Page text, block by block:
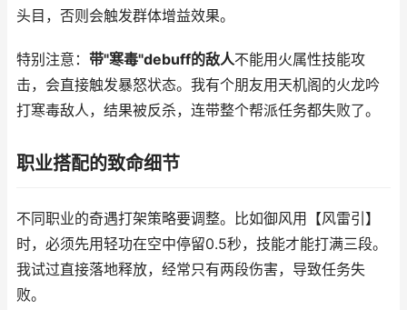
头目，否则会触发群体增益效果。
特别注意： 带"寒毒"debuff的敌人不能用火属性技能攻
击，会直接触发暴怒状态。我有个朋友用天机阁的火龙吟
打寒毒敌人，结果被反杀，连带整个帮派任务都失败了。
职业搭配的致命细节
不同职业的奇遇打架策略要调整。比如御风用【风雷引】
时，必须先用轻功在空中停留0.5秒，技能才能打满三段。
我试过直接落地释放，经常只有两段伤害，导致任务失
败。